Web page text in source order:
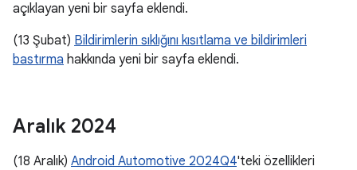
açıklayan yeni bir sayfa eklendi.
(13 Şubat) Bildirimlerin sıklığını kısıtlama ve bildirimleri
bastırma hakkında yeni bir sayfa eklendi.
Aralık 2024
(18 Aralık) Android Automotive 2024Q4'teki özellikleri